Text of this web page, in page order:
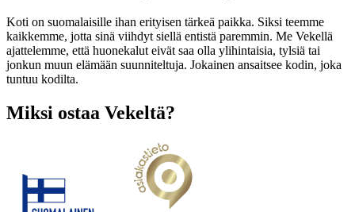
Koti on suomalaisille ihan erityisen tärkeä paikka. Siksi teemme
kaikkemme, jotta sinä viihdyt siellä entistä paremmin. Me Vekellä
ajattelemme, että huonekalut eivät saa olla ylihintaisia, tylsiä tai
jonkun muun elämään suunniteltuja. Jokainen ansaitsee kodin, joka
tuntuu kodilta.
Miksi ostaa Vekeltä?